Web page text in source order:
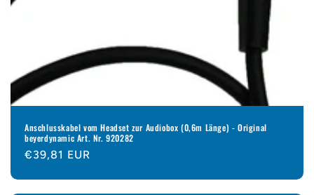
Anschlusskabel vom Headset zur Audiobox (0,6m Länge) - Original
beyerdynamic Art. Nr. 920282
Normaler
€39,81 EUR